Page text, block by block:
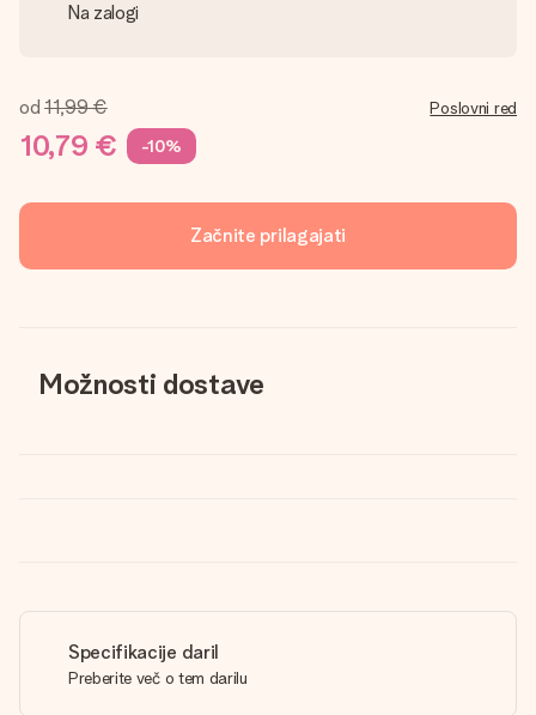
Na zalogi
od 11,99 €
10,79 € -10%
Poslovni red
Začnite prilagajati
Možnosti dostave
Specifikacije daril
Preberite več o tem darilu